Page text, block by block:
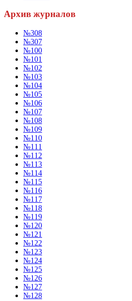
Архив журналов
№308
№307
№100
№101
№102
№103
№104
№105
№106
№107
№108
№109
№110
№111
№112
№113
№114
№115
№116
№117
№118
№119
№120
№121
№122
№123
№124
№125
№126
№127
№128